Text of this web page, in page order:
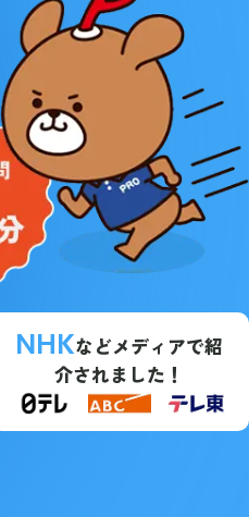
NHKなどメディアで紹
介されました！